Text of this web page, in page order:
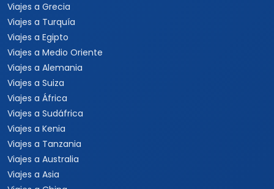
Viajes a Grecia
Viajes a Turquía
Viajes a Egipto
Viajes a Medio Oriente
Viajes a Alemania
Viajes a Suiza
Viajes a África
Viajes a Sudáfrica
Viajes a Kenia
Viajes a Tanzania
Viajes a Australia
Viajes a Asia